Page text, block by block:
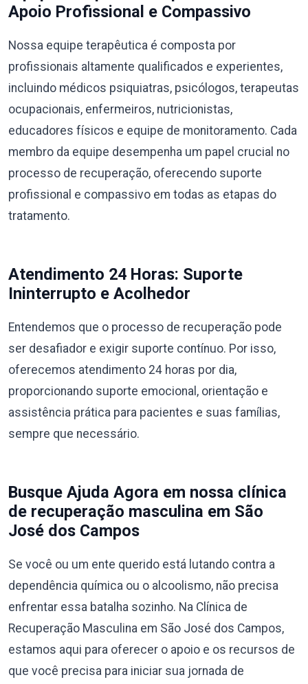
Apoio Profissional e Compassivo
Nossa equipe terapêutica é composta por
profissionais altamente qualificados e experientes,
incluindo médicos psiquiatras, psicólogos, terapeutas
ocupacionais, enfermeiros, nutricionistas,
educadores físicos e equipe de monitoramento. Cada
membro da equipe desempenha um papel crucial no
processo de recuperação, oferecendo suporte
profissional e compassivo em todas as etapas do
tratamento.
Atendimento 24 Horas: Suporte
Ininterrupto e Acolhedor
Entendemos que o processo de recuperação pode
ser desafiador e exigir suporte contínuo. Por isso,
oferecemos atendimento 24 horas por dia,
proporcionando suporte emocional, orientação e
assistência prática para pacientes e suas famílias,
sempre que necessário.
Busque Ajuda Agora em nossa clínica
de recuperação masculina em São
José dos Campos
Se você ou um ente querido está lutando contra a
dependência química ou o alcoolismo, não precisa
enfrentar essa batalha sozinho. Na Clínica de
Recuperação Masculina em São José dos Campos,
estamos aqui para oferecer o apoio e os recursos de
que você precisa para iniciar sua jornada de